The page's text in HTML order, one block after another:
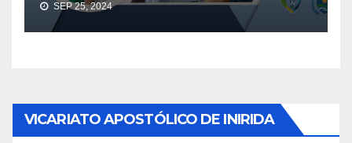
SEP 25, 2024
VICARIATO APOSTÓLICO DE INIRIDA